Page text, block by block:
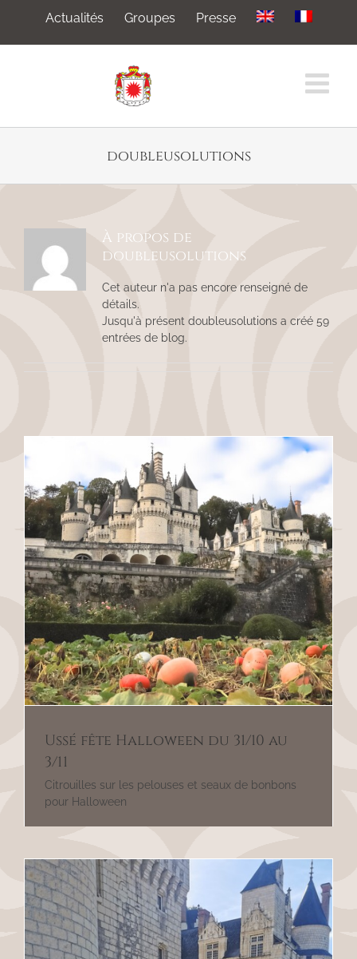
Actualités Groupes Presse
doubleusolutions
À propos de
doubleusolutions
Cet auteur n'a pas encore renseigné de
détails.
Jusqu'à présent doubleusolutions a créé 59
entrées de blog.
Ussé fête Halloween du 31/10 au
3/11
Citrouilles sur les pelouses et seaux de bonbons
pour Halloween